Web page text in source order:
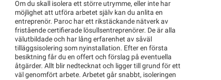
Om du skall isolera ett större utrymme, eller inte har
möjlighet att utföra arbetet själv kan du anlita en
entreprenör. Paroc har ett rikstäckande nätverk av
fristående certifierade lösullsentreprenörer. De är alla
välutbildade och har lång erfarenhet av såväl
tilläggsisolering som nyinstallation. Efter en första
besiktning får du en offert och förslag på eventuella
åtgärder. Allt blir nedtecknat och ligger till grund för ett
väl genomfört arbete. Arbetet går snabbt, isoleringen